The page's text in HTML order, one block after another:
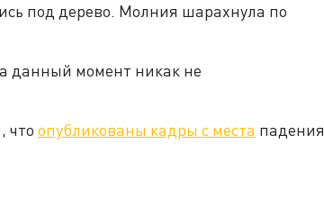
под дерево. Молния шарахнула по
данный момент никак не
что опубликованы кадры с места падения